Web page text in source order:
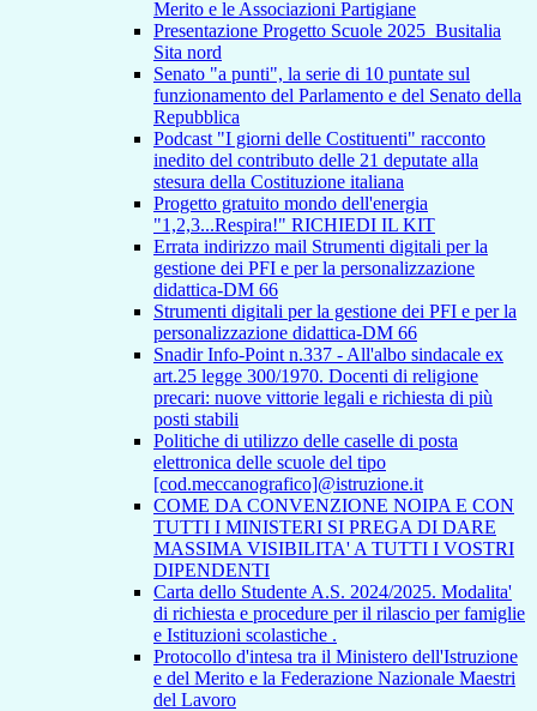
Merito e le Associazioni Partigiane
Presentazione Progetto Scuole 2025_Busitalia
Sita nord
Senato "a punti", la serie di 10 puntate sul
funzionamento del Parlamento e del Senato della
Repubblica
Podcast "I giorni delle Costituenti" racconto
inedito del contributo delle 21 deputate alla
stesura della Costituzione italiana
Progetto gratuito mondo dell'energia
"1,2,3...Respira!" RICHIEDI IL KIT
Errata indirizzo mail Strumenti digitali per la
gestione dei PFI e per la personalizzazione
didattica-DM 66
Strumenti digitali per la gestione dei PFI e per la
personalizzazione didattica-DM 66
Snadir Info-Point n.337 - All'albo sindacale ex
art.25 legge 300/1970. Docenti di religione
precari: nuove vittorie legali e richiesta di più
posti stabili
Politiche di utilizzo delle caselle di posta
elettronica delle scuole del tipo
[cod.meccanografico]@istruzione.it
COME DA CONVENZIONE NOIPA E CON
TUTTI I MINISTERI SI PREGA DI DARE
MASSIMA VISIBILITA' A TUTTI I VOSTRI
DIPENDENTI
Carta dello Studente A.S. 2024/2025. Modalita'
di richiesta e procedure per il rilascio per famiglie
e Istituzioni scolastiche .
Protocollo d'intesa tra il Ministero dell'Istruzione
e del Merito e la Federazione Nazionale Maestri
del Lavoro